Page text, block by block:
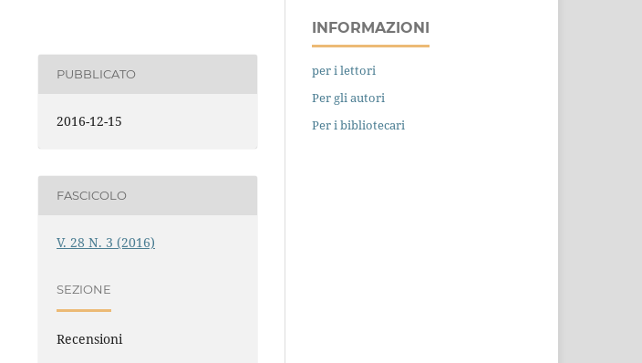
PUBBLICATO
2016-12-15
FASCICOLO
V. 28 N. 3 (2016)
SEZIONE
Recensioni
INFORMAZIONI
per i lettori
Per gli autori
Per i bibliotecari